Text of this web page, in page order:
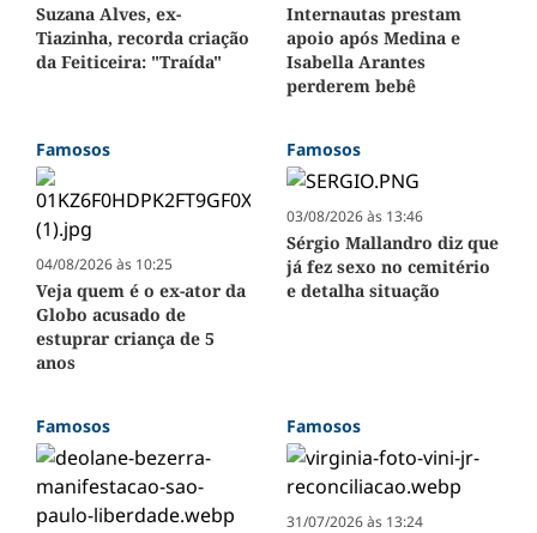
Suzana Alves, ex-
Tiazinha, recorda criação
da Feiticeira: "Traída"
Internautas prestam
apoio após Medina e
Isabella Arantes
perderem bebê
Famosos
04/08/2026 às 10:25
Veja quem é o ex-ator da
Globo acusado de
estuprar criança de 5
anos
Famosos
03/08/2026 às 13:46
Sérgio Mallandro diz que
já fez sexo no cemitério
e detalha situação
Famosos Famosos
31/07/2026 às 13:24